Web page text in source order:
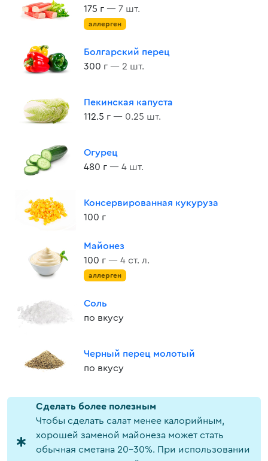
175 г — 7 шт.
аллерген
Болгарский перец
300 г — 2 шт.
Пекинская капуста
112.5 г — 0.25 шт.
Огурец
480 г — 4 шт.
Консервированная кукуруза
100 г
Майонез
100 г — 4 ст. л.
аллерген
Соль
по вкусу
Черный перец молотый
по вкусу
Cделать более полезным
Чтобы сделать салат менее калорийным,
хорошей заменой майонеза может стать
обычная сметана 20-30%. При использовании